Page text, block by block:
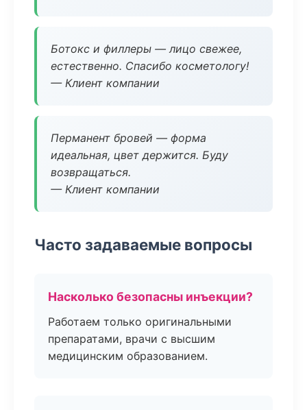
Ботокс и филлеры — лицо свежее,
естественно. Спасибо косметологу!
— Клиент компании
Перманент бровей — форма
идеальная, цвет держится. Буду
возвращаться.
— Клиент компании
Часто задаваемые вопросы
Насколько безопасны инъекции?
Работаем только оригинальными
препаратами, врачи с высшим
медицинским образованием.